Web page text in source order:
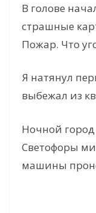
В голове
страшные
Пожар. Что
Я натянул
выбежал из
Ночной
Светофоры
машины